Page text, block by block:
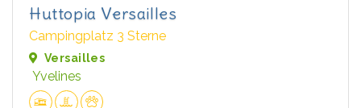
Huttopia Versailles
Campingplatz 3 Sterne
Versailles
Yvelines